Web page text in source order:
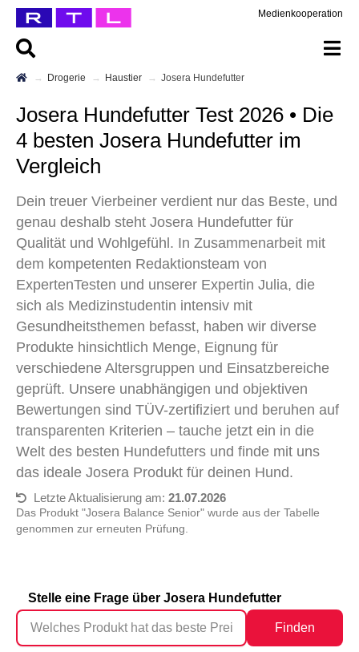
Medienkooperation
Drogerie Haustier Josera Hundefutter
Josera Hundefutter Test 2026 • Die
4 besten Josera Hundefutter im
Vergleich
Dein treuer Vierbeiner verdient nur das Beste, und
genau deshalb steht Josera Hundefutter für
Qualität und Wohlgefühl. In Zusammenarbeit mit
dem kompetenten Redaktionsteam von
ExpertenTesten und unserer Expertin Julia, die
sich als Medizinstudentin intensiv mit
Gesundheitsthemen befasst, haben wir diverse
Produkte hinsichtlich Menge, Eignung für
verschiedene Altersgruppen und Einsatzbereiche
geprüft. Unsere unabhängigen und objektiven
Bewertungen sind TÜV-zertifiziert und beruhen auf
transparenten Kriterien – tauche jetzt ein in die
Welt des besten Hundefutters und finde mit uns
das ideale Josera Produkt für deinen Hund.
Letzte Aktualisierung am: 21.07.2026
Das Produkt "Josera Balance Senior" wurde aus der Tabelle
genommen zur erneuten Prüfung.
Stelle eine Frage über Josera Hundefutter
Finden